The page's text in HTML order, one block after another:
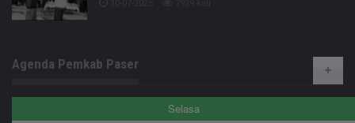
Agenda Pemkab Paser
Selasa